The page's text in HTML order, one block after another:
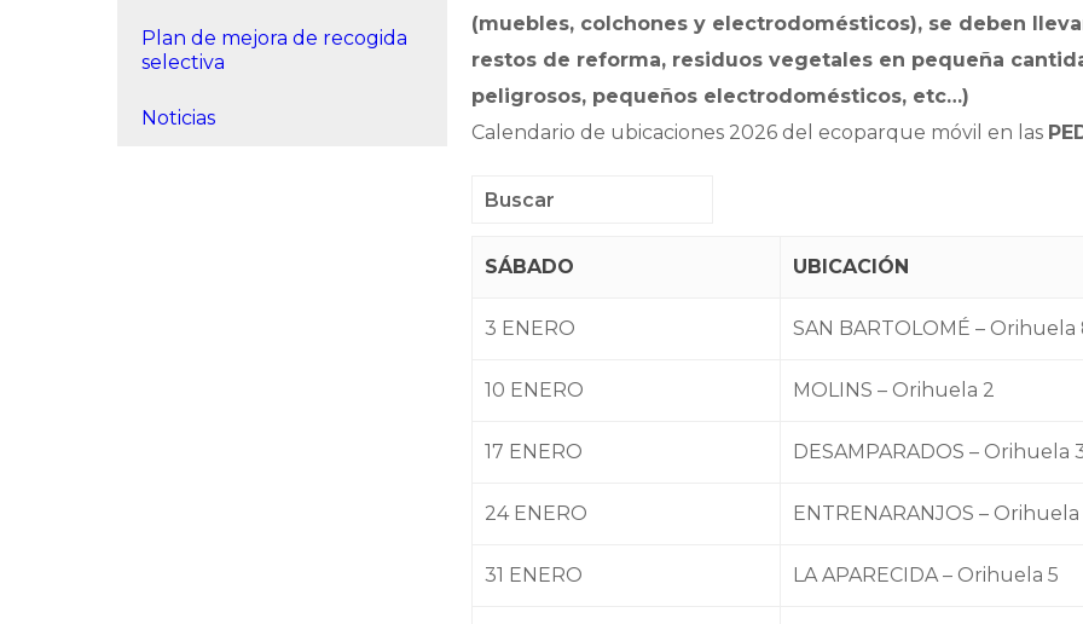
Plan de mejora de recogida
selectiva
Noticias
(muebles, colchones y electrodomésticos), se deben llevar
restos de reforma, residuos vegetales en pequeña
peligrosos, pequeños electrodomésticos, etc…)
Calendario de ubicaciones 2026 del ecoparque móvil en las
SÁBADO UBICACIÓN
3 ENERO SAN BARTOLOMÉ – Orihuela
10 ENERO MOLINS – Orihuela 2
17 ENERO DESAMPARADOS – Orihuela
24 ENERO ENTRENARANJOS – Orihuela
31 ENERO LA APARECIDA – Orihuela 5